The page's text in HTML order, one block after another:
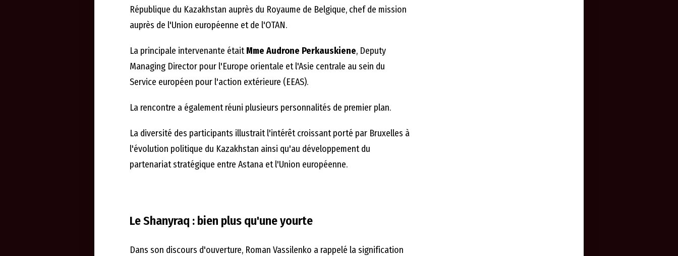
République du Kazakhstan auprès du Royaume de Belgique, chef de mission
auprès de l'Union européenne et de l'OTAN.
La principale intervenante étaitMme Audrone Perkauskiene, Deputy
Managing Director pour l'Europe orientale et l'Asie centrale au sein du
Service européen pour l'action extérieure (EEAS).
La rencontre a également réuni plusieurs personnalités de premier plan.
La diversité des participants illustrait l'intérêt croissant porté par Bruxelles à
l'évolution politique du Kazakhstan ainsi qu'au développement du
partenariat stratégique entre Astana et l'Union européenne.
Le Shanyraq : bien plus qu'une yourte
Dans son discours d'ouverture, Roman Vassilenko a rappelé la signification